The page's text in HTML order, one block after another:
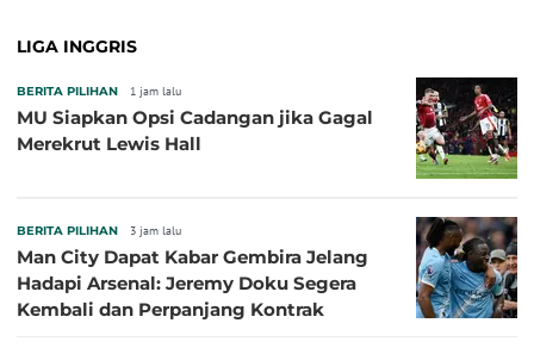
LIGA INGGRIS
BERITA PILIHAN 1 jam lalu
MU Siapkan Opsi Cadangan jika Gagal
Merekrut Lewis Hall
BERITA PILIHAN 3 jam lalu
Man City Dapat Kabar Gembira Jelang
Hadapi Arsenal: Jeremy Doku Segera
Kembali dan Perpanjang Kontrak